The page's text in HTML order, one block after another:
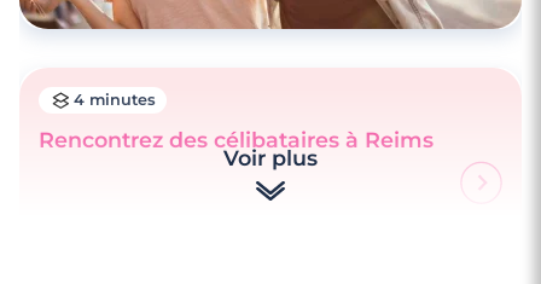
4 minutes
Rencontrez des célibataires à Reims
Voir plus